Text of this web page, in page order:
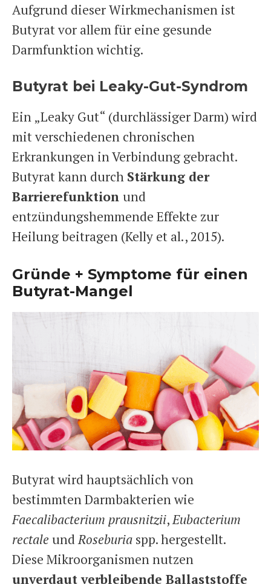
Aufgrund dieser Wirkmechanismen ist
Butyrat vor allem für eine gesunde
Darmfunktion wichtig.
Butyrat bei Leaky-Gut-Syndrom
Ein „Leaky Gut“ (durchlässiger Darm) wird
mit verschiedenen chronischen
Erkrankungen in Verbindung gebracht.
Butyrat kann durch Stärkung der
Barrierefunktion und
entzündungshemmende Effekte zur
Heilung beitragen (Kelly et al., 2015).
Gründe + Symptome für einen
Butyrat-Mangel
Butyrat wird hauptsächlich von
bestimmten Darmbakterien wie
Faecalibacterium prausnitzii,Eubacterium
rectale undRoseburia spp. hergestellt.
Diese Mikroorganismen nutzen
unverdaut verbleibende Ballaststoffe